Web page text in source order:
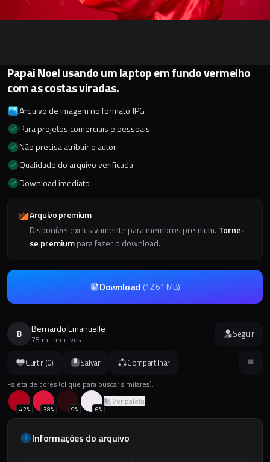
Curtir (0) Salvar Compartilhar
Paleta de cores (clique para buscar similares):
42% 38% 9% 6%
Ver paleta
Informações do arquivo
Papai Noel usando um laptop em fundo vermelho
com as costas viradas.
Arquivo de imagem no formato JPG
Para projetos comerciais e pessoais
Não precisa atribuir o autor
Qualidade do arquivo verificada
Download imediato
Arquivo premium
Disponível exclusivamente para membros premium. Torne-
se premiumpara fazer o download.
Download (12.61 MB)
B Bernardo Emanuelle
78 mil arquivos Seguir